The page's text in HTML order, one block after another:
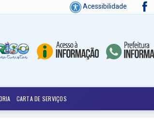
Acessibilidade
CARTA DE SERVIÇOS